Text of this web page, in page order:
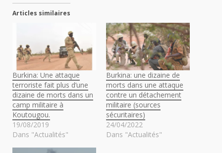
Articles similaires
Burkina: Une attaque
terroriste fait plus d’une
dizaine de morts dans un
camp militaire à
Koutougou.
19/08/2019
Dans "Actualités"
Burkina: une dizaine de
morts dans une attaque
contre un détachement
militaire (sources
sécuritaires)
24/04/2022
Dans "Actualités"